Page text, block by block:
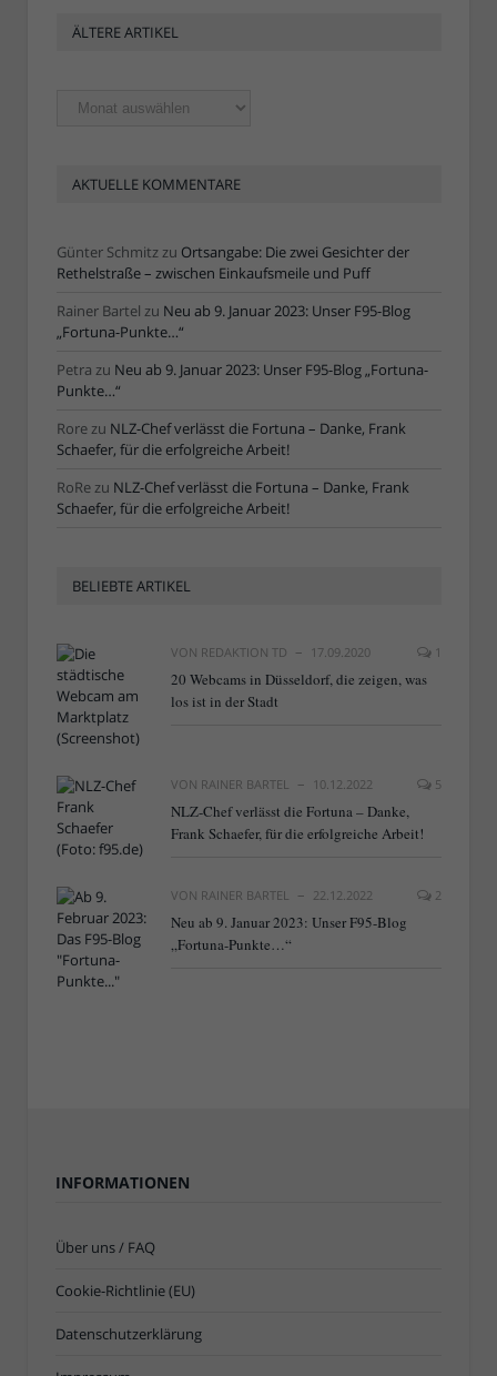
ÄLTERE ARTIKEL
Ältere
Artikel
AKTUELLE KOMMENTARE
Günter Schmitzzu Ortsangabe: Die zwei Gesichter der
Rethelstraße – zwischen Einkaufsmeile und Puff
Rainer Bartel zu Neu ab 9. Januar 2023: Unser F95-Blog
„Fortuna-Punkte…“
Petra zu Neu ab 9. Januar 2023: Unser F95-Blog „Fortuna-
Punkte…“
Rorezu NLZ-Chef verlässt die Fortuna – Danke, Frank
Schaefer, für die erfolgreiche Arbeit!
RoRezu NLZ-Chef verlässt die Fortuna – Danke, Frank
Schaefer, für die erfolgreiche Arbeit!
BELIEBTE ARTIKEL
VON REDAKTION TD 17.09.2020 1
20 Webcams in Düsseldorf, die zeigen, was
los ist in der Stadt
VON RAINER BARTEL 10.12.2022 5
NLZ-Chef verlässt die Fortuna – Danke,
Frank Schaefer, für die erfolgreiche Arbeit!
VON RAINER BARTEL 22.12.2022 2
Neu ab 9. Januar 2023: Unser F95-Blog
„Fortuna-Punkte…“
INFORMATIONEN
Über uns / FAQ
Cookie-Richtlinie (EU)
Datenschutzerklärung